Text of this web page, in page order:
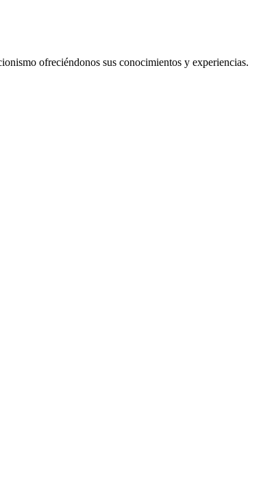
ofreciéndonos sus conocimientos y experiencias.